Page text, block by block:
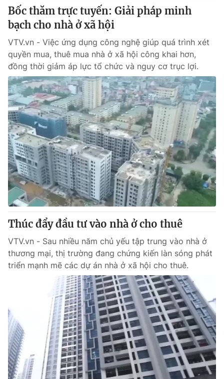
Emagazine Podcast
Photo Infographic
Video Shorts video
VTV Money VTV Thể thao
VTV Sức khoẻ Bất động sản
Thị trường 24h Tấm lòng Việt
VTV4 Vươn mình bằng AI
VTV9 VTV8
Liên hệ tòa soạn English
THỜI BÁO VTV
Theo dõi báo trên
Cơ quan chủ quản:Đài Truyền hình Việt Nam
Cơ quan báo chí:Thời báo VTV
Bốc thăm trực tuyến: Giải pháp minh
bạch cho nhà ở xã hội
VTV.vn - Việc ứng dụng công nghệ giúp quá trình xét
quyền mua, thuê mua nhà ở xã hội công khai hơn,
đồng thời giảm áp lực tổ chức và nguy cơ trục lợi.
Thúc đẩy đầu tư vào nhà ở cho thuê
VTV.vn - Sau nhiều năm chủ yếu tập trung vào nhà ở
thương mại, thị trường đang chứng kiến làn sóng phát
triển mạnh mẽ các dự án nhà ở xã hội cho thuê.